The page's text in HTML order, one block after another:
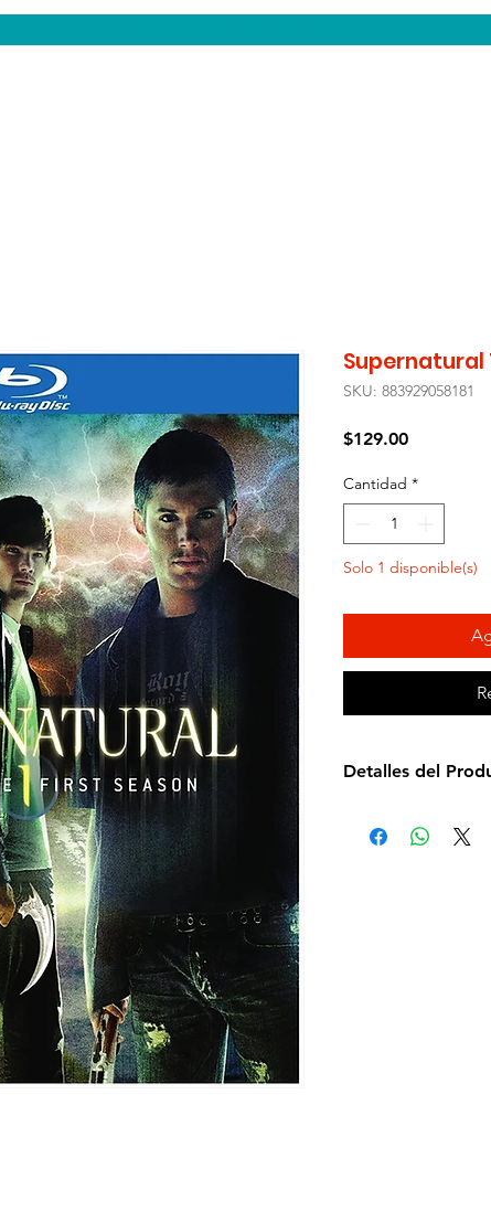
Supernatural
SKU: 883929058181
$129.00Precio
Cantidad *
Solo 1 disponible(s)
Detalles del
Subtítulos: